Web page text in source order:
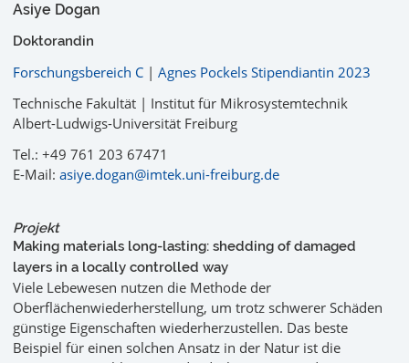
Asiye Dogan
Doktorandin
Forschungsbereich C | Agnes Pockels Stipendiantin 2023
Technische Fakultät | Institut für Mikrosystemtechnik
Albert-Ludwigs-Universität Freiburg
Tel.: +49 761 203 67471
E-Mail: asiye.dogan@imtek.uni-freiburg.de
Projekt
Making materials long-lasting: shedding of damaged
layers in a locally controlled way
Viele Lebewesen nutzen die Methode der
Oberflächenwiederherstellung, um trotz schwerer Schäden
günstige Eigenschaften wiederherzustellen. Das beste
Beispiel für einen solchen Ansatz in der Natur ist die